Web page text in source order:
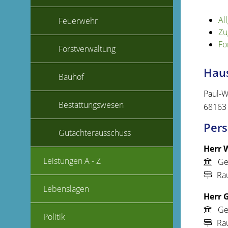
Paul-
68163
Herr
Herr
Feuerwehr
Forstverwaltung
Bauhof
Bestattungswesen
Gutachterausschuss
Leistungen A - Z
Lebenslagen
Politik